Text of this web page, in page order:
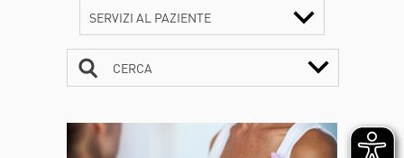
SERVIZI AL PAZIENTE
CERCA